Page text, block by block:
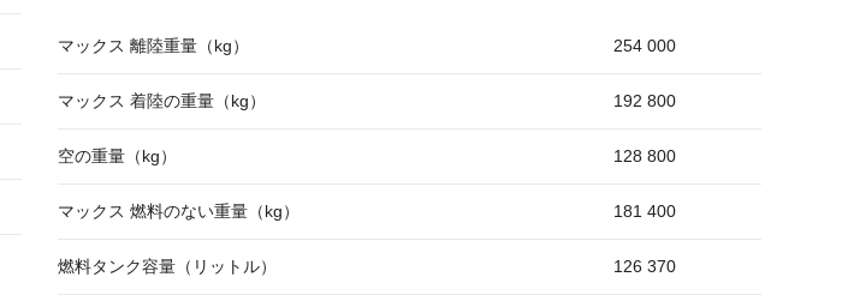
マックス 離陸重量（kg） 254 000
マックス 着陸の重量（kg） 192 800
空の重量（kg） 128 800
マックス 燃料のない重量（kg） 181 400
燃料タンク容量（リットル） 126 370